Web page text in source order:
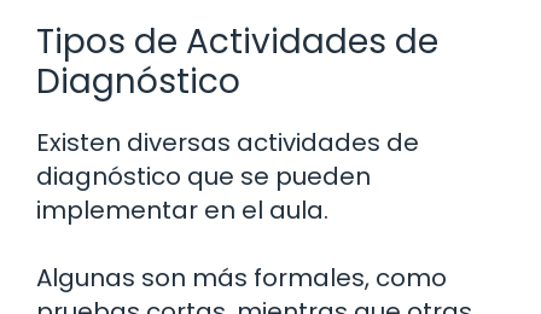
Tipos de Actividades de
Diagnóstico
Existen diversas actividades de
diagnóstico que se pueden
implementar en el aula.
Algunas son más formales, como